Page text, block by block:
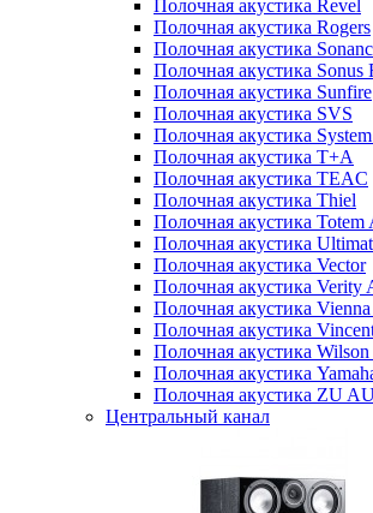
Полочная акустика Revel
Полочная акустика Rogers
Полочная акустика
Полочная акустика Sonus
Полочная акустика Sunfire
Полочная акустика SVS
Полочная акустика
Полочная акустика T+A
Полочная акустика TEAC
Полочная акустика Thiel
Полочная акустика Totem
Полочная акустика
Полочная акустика Vector
Полочная акустика Verity
Полочная акустика
Полочная акустика
Полочная акустика Wilson
Полочная акустика
Полочная акустика ZU
Центральный канал